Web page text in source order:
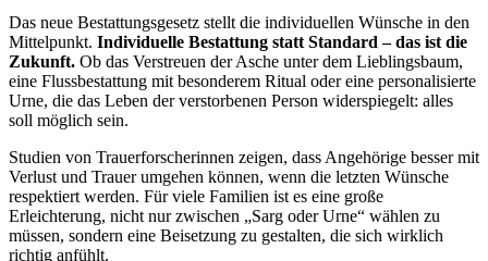
Das neue Bestattungsgesetz stellt die individuellen Wünsche in den
Mittelpunkt. Individuelle Bestattung statt Standard – das ist die
Zukunft. Ob das Verstreuen der Asche unter dem Lieblingsbaum,
eine Flussbestattung mit besonderem Ritual oder eine personalisierte
Urne, die das Leben der verstorbenen Person widerspiegelt: alles
soll möglich sein.
Studien von Trauerforscherinnen zeigen, dass Angehörige besser mit
Verlust und Trauer umgehen können, wenn die letzten Wünsche
respektiert werden. Für viele Familien ist es eine große
Erleichterung, nicht nur zwischen „Sarg oder Urne“ wählen zu
müssen, sondern eine Beisetzung zu gestalten, die sich wirklich
richtig anfühlt.